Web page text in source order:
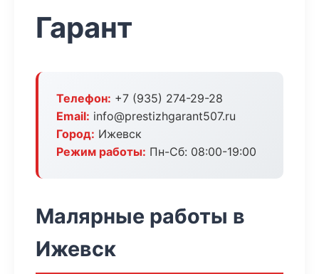
Гарант
Телефон: +7 (935) 274-29-28
Email: info@prestizhgarant507.ru
Город: Ижевск
Режим работы: Пн-Сб: 08:00-19:00
Малярные работы в
Ижевск